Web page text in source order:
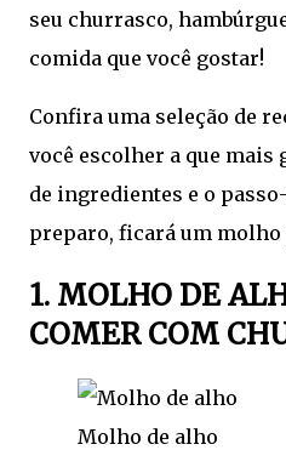
seu churrasco,
comida que você gostar!
Confira uma seleção de
você escolher a que mais
de ingredientes e o
preparo, ficará um
1. MOLHO DE
COMER COM
Molho de alho